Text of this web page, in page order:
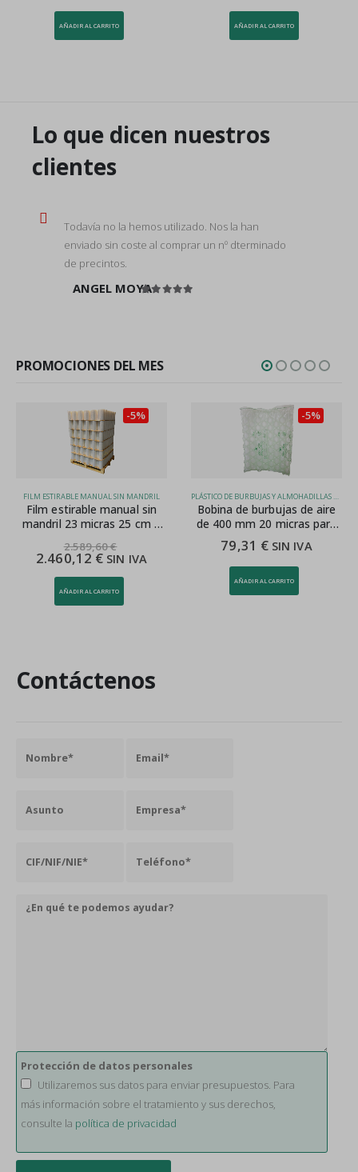
AÑADIR AL CARRITO AÑADIR AL CARRITO
Lo que dicen nuestros
clientes
Todavía no la hemos utilizado. Nos la han
enviado sin coste al comprar un nº dterminado
de precintos.
ANGEL MOYA
PROMOCIONES DEL MES
Bobina de burbujas de aire
de 400 mm 20 micras para
79,31€ SIN IVA
-5%
FILM RETRÁCTIL ALIMENTARIO POF
Film semitubo POF
alimentario microperforado
55 cm 12,5 my
124,52€ 118,29 € SIN IVA
-5%
AÑADIR AL CARRITO
Contáctenos
Protección de datos personales
Utilizaremos sus datos para enviar presupuestos. Para
más información sobre el tratamiento y sus derechos,
consulte la
política de privacidad